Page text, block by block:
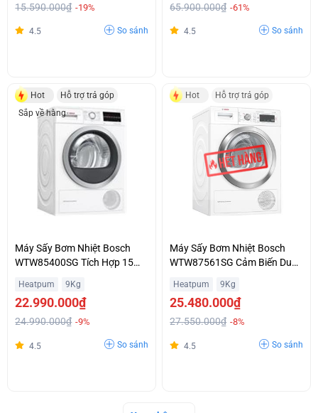
15.590.000₫ -19%
4.5 So sánh
65.900.000₫ -61%
4.5 So sánh
Hot
Hỗ trợ trả góp
Sắp về hàng
Máy Sấy Bơm Nhiệt Bosch
WTW85400SG Tích Hợp 15
Góp
Heatpum 9Kg
22.990.000₫
24.990.000₫ -9%
4.5 So sánh
Hot Hỗ trợ trả góp
Máy Sấy Bơm Nhiệt Bosch
WTW87561SG Cảm Biến Duo-
Rẻ
Heatpum 9Kg
25.480.000₫
27.550.000₫ -8%
4.5 So sánh